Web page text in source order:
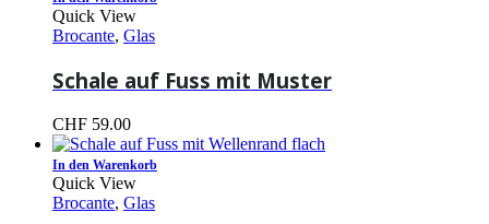
Quick View
Brocante, Glas
Schale auf Fuss mit Muster
CHF 59.00
In den Warenkorb
Quick View
Brocante, Glas